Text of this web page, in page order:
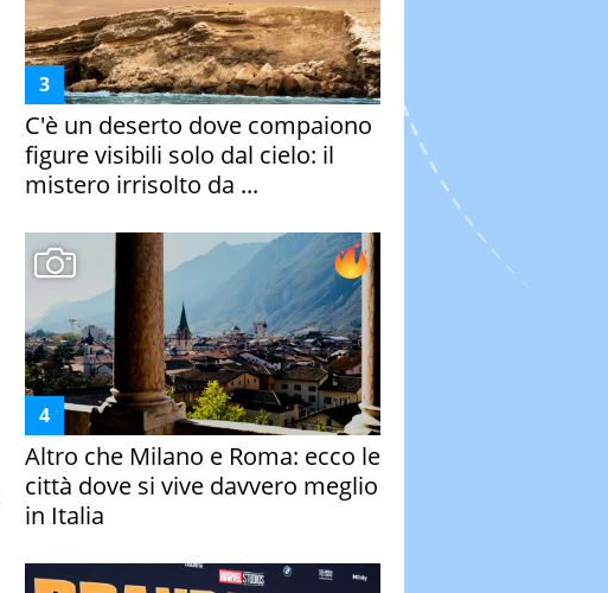
C'è un deserto dove compaiono
figure visibili solo dal cielo: il
mistero irrisolto da ...
Altro che Milano e Roma: ecco le
città dove si vive davvero meglio
in Italia